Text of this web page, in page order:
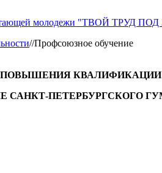
молодежи "ТВОЙ ТРУД
//Профсоюзное обучение
КВАЛИФИКАЦИИ
САНКТ-ПЕТЕРБУРГСКОГО